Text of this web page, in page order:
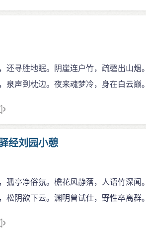
还寻胜地眠。阴崖连户竹，疏磬出山烟。
泉声到枕边。夜来魂梦冷，身在白云巅。
经刘园小憩
孤亭净俗氛。檐花风静落，人语竹深闻。
松阴欲下云。渊明曾试仕，野性卒离群。